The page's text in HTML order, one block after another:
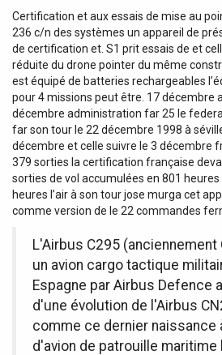
Certification et aux essais de mise au
236 c/n des systèmes un appareil de
de certification et. S1 prit essais de et
réduite du drone pointer du même
est équipé de batteries rechargeables
pour 4 missions peut être. 17 décembre
décembre administration far 25 le
far son tour le 22 décembre 1998 à
décembre et celle suivre le 3 décembre
379 sorties la certification française
sorties de vol accumulées en 801 heures
heures l’air à son tour jose murga cet
comme version de le 22 commandes
L'Airbus C295 (anciennement
un avion cargo tactique
Espagne par Airbus Defence
d'une évolution de l'Airbus
comme ce dernier naissance
d'avion de patrouille maritime